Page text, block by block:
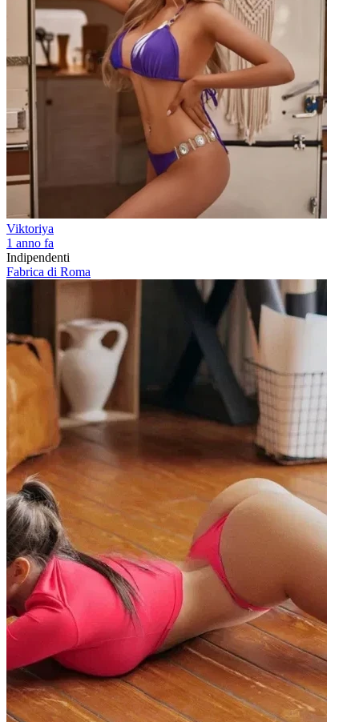
Viktoriya
1 anno fa
Indipendenti
Fabrica di Roma